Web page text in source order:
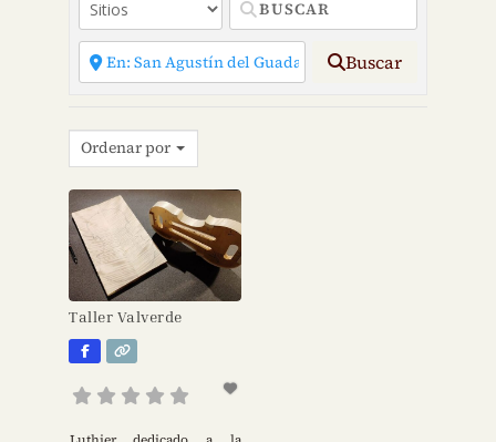
Buscar
Ordenar por
Taller Valverde